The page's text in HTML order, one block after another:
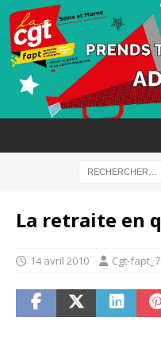
La retraite en
14 avril 2010 Cgt-